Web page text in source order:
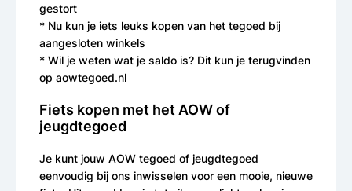
gestort
* Nu kun je iets leuks kopen van het tegoed bij
aangesloten winkels
* Wil je weten wat je saldo is? Dit kun je terugvinden
op aowtegoed.nl
Fiets kopen met het AOW of
jeugdtegoed
Je kunt jouw AOW tegoed of jeugdtegoed
eenvoudig bij ons inwisselen voor een mooie, nieuwe